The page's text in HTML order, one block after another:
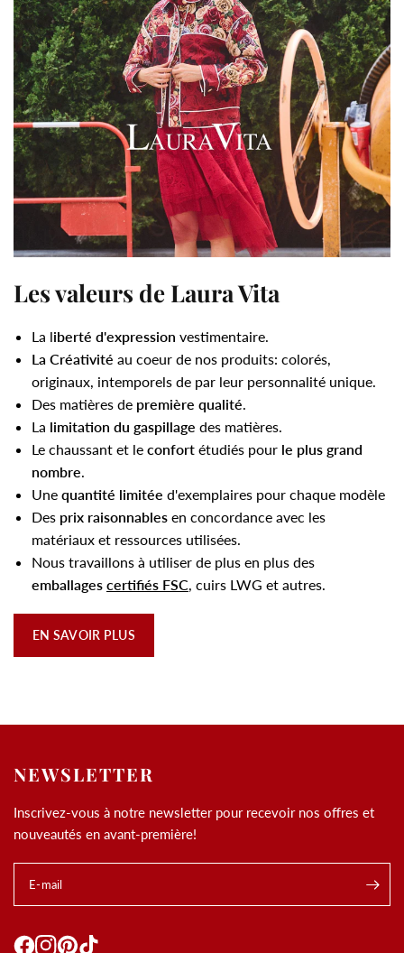
Les valeurs de Laura Vita
La liberté d'expression vestimentaire.
La Créativité au coeur de nos produits: colorés,
originaux, intemporels de par leur personnalité unique.
Des matières de première qualité.
La limitation du gaspillage des matières.
Le chaussant et le confort étudiés pour le plus grand
nombre.
Une quantité limitée d'exemplaires pour chaque modèle
Des prix raisonnables en concordance avec les
matériaux et ressources utilisées.
Nous travaillons à utiliser de plus en plus des
emballages certifiés FSC, cuirs LWG et autres.
EN SAVOIR PLUS
NEWSLETTER
Inscrivez-vous à notre newsletter pour recevoir nos offres et
nouveautés en avant-première!
E-mail